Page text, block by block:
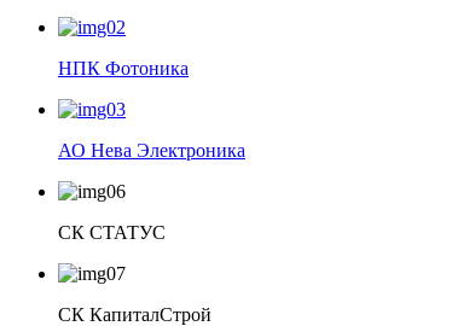
НПК Фотоника
АО Нева Электроника
СК СТАТУС
СК КапиталСтрой